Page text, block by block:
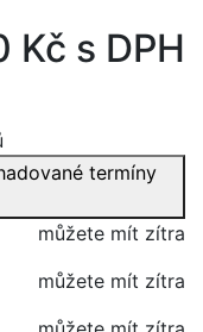
Kč s DPH
termíny
můžete mít zítra
můžete mít zítra